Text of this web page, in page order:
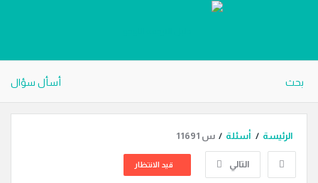
دليل
بحث أسأل سؤال
الرئيسة / أسئلة / س 11691
التالي قيد الانتظار